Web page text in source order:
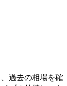
過去の相場を確